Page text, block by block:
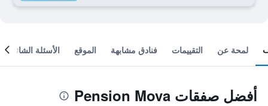
لمحة عن التقييمات فنادق مشابهة الموقع الأسئلة الشائعة
أفضل صفقات Pension Mova